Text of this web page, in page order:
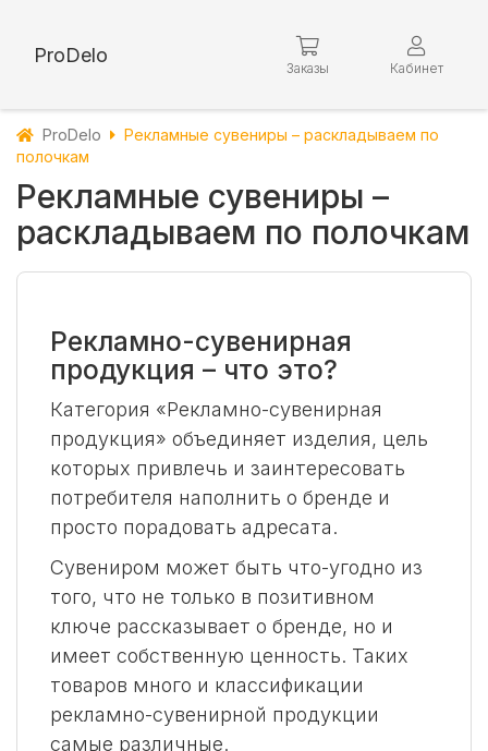
ProDelo
Заказы Кабинет
ProDelo
Рекламные сувениры – раскладываем по
полочкам
Рекламные сувениры –
раскладываем по полочкам
Рекламно-сувенирная
продукция – что это?
Категория «Рекламно-сувенирная
продукция» объединяет изделия, цель
которых привлечь и заинтересовать
потребителя наполнить о бренде и
просто порадовать адресата.
Сувениром может быть что-угодно из
того, что не только в позитивном
ключе рассказывает о бренде, но и
имеет собственную ценность. Таких
товаров много и классификации
рекламно-сувенирной продукции
самые различные.